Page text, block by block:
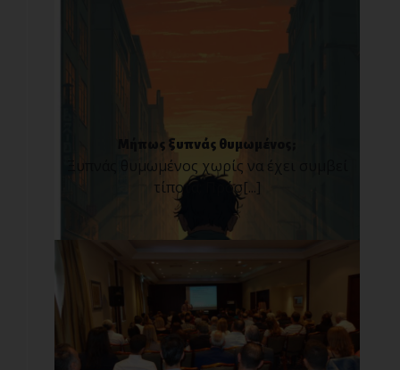
Μήπως ξυπνάς θυμωμένος;
Ξυπνάς θυμωμένος χωρίς να έχει συμβεί
τίποτα; Πρόσ[...]